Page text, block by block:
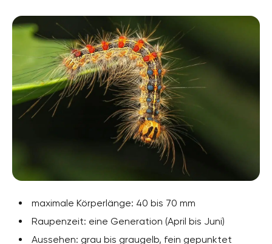
maximale Körperlänge: 40 bis 70 mm
Raupenzeit: eine Generation (April bis Juni)
Aussehen: grau bis graugelb, fein gepunktet